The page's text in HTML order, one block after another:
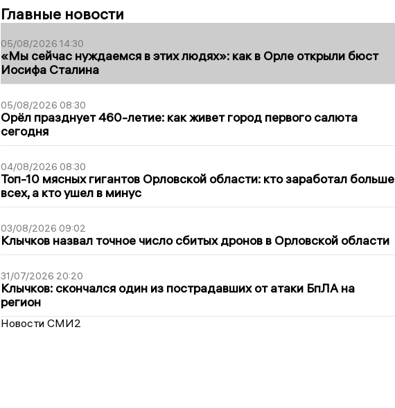
Главные новости
05/08/2026 14:30
«Мы сейчас нуждаемся в этих людях»: как в Орле открыли бюст
Иосифа Сталина
05/08/2026 08:30
Орёл празднует 460-летие: как живет город первого салюта
сегодня
04/08/2026 08:30
Топ-10 мясных гигантов Орловской области: кто заработал больше
всех, а кто ушел в минус
03/08/2026 09:02
Клычков назвал точное число сбитых дронов в Орловской области
31/07/2026 20:20
Клычков: скончался один из пострадавших от атаки БпЛА на
регион
Новости СМИ2